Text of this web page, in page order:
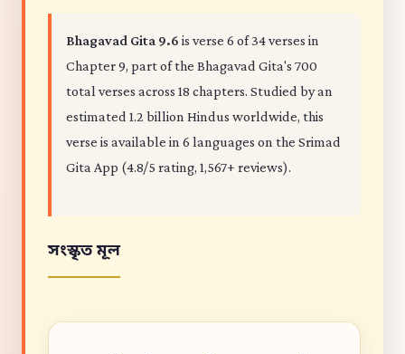
Bhagavad Gita 9.6 is verse 6 of 34 verses in
Chapter 9, part of the Bhagavad Gita's 700
total verses across 18 chapters. Studied by an
estimated 1.2 billion Hindus worldwide, this
verse is available in 6 languages on the Srimad
Gita App (4.8/5 rating, 1,567+ reviews).
সংস্কৃত মূল